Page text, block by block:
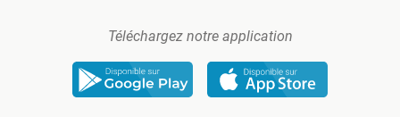
Téléchargez notre application